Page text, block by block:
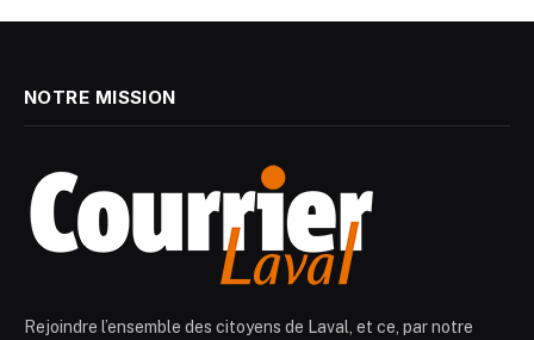
NOTRE MISSION
Rejoindre l’ensemble des citoyens de Laval, et ce, par notre